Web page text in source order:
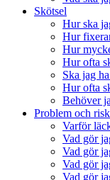
Skötsel
Hur ska
Hur
Hur
Hur ofta
Ska jag
Hur ofta
Behöver
Problem och
Varför
Vad gör
Vad gör
Vad gör
Vad gör